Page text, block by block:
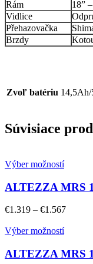
Rám
18”
Vidlice
Přehazovačka
Brzdy
Zvoľ batériu
Súvisiace
Výber možností
ALTEZZA MRS
€1.319 – €1.567
Výber možností
ALTEZZA MRS